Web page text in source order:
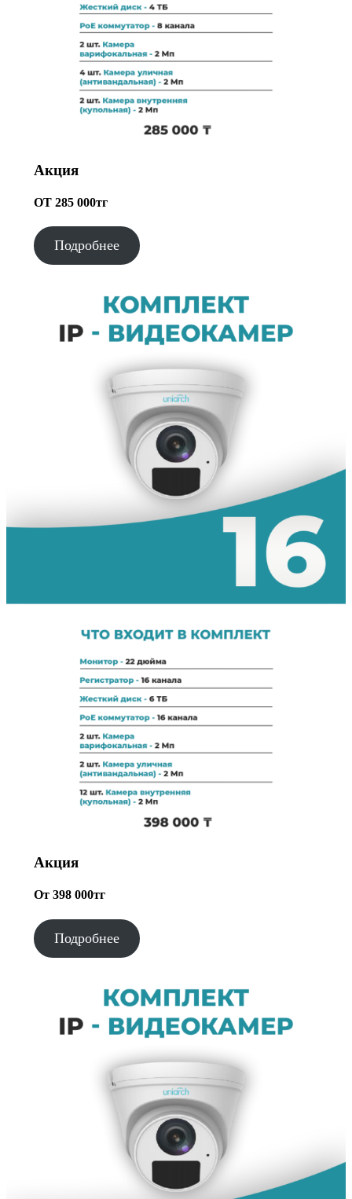
Акция
ОТ 285 000тг
Подробнее
Акция
От 398 000тг
Подробнее